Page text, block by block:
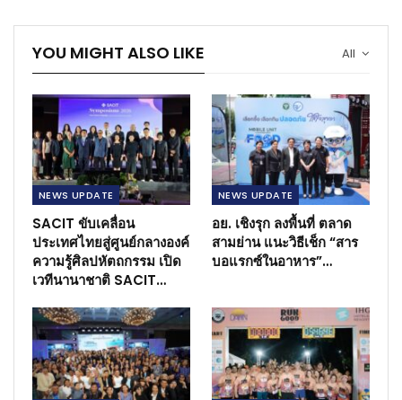
All
YOU MIGHT ALSO LIKE
NEWS​ UPDATE
SACIT ขับเคลื่อน
ประเทศไทยสู่ศูนย์กลางองค์
ความรู้ศิลปหัตถกรรม เปิด
เวทีนานาชาติ SACIT…
NEWS​ UPDATE
อย. เชิงรุก ลงพื้นที่ ตลาด
สามย่าน แนะวิธีเช็ก “สาร
บอแรกซ์ในอาหาร”…